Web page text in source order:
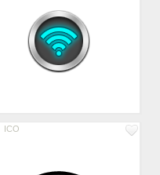
ICO